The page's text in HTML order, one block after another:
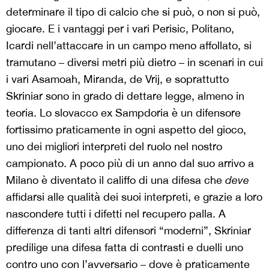
determinare il tipo di calcio che si può, o non si può,
giocare. E i vantaggi per i vari Perisic, Politano,
Icardi nell’attaccare in un campo meno affollato, si
tramutano – diversi metri più dietro – in scenari in cui
i vari Asamoah, Miranda, de Vrij, e soprattutto
Skriniar sono in grado di dettare legge, almeno in
teoria. Lo slovacco ex Sampdoria è un difensore
fortissimo praticamente in ogni aspetto del gioco,
uno dei migliori interpreti del ruolo nel nostro
campionato. A poco più di un anno dal suo arrivo a
Milano è diventato il califfo di una difesa che deve
affidarsi alle qualità dei suoi interpreti, e grazie a loro
nascondere tutti i difetti nel recupero palla. A
differenza di tanti altri difensori “moderni”, Skriniar
predilige una difesa fatta di contrasti e duelli uno
contro uno con l’avversario – dove è praticamente